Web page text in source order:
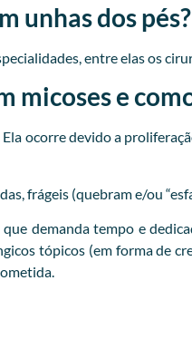
unhas dos pés?
entre elas os
micoses e
ocorre devido a
frágeis (quebram e/ou
demanda tempo e
tópicos (em forma de